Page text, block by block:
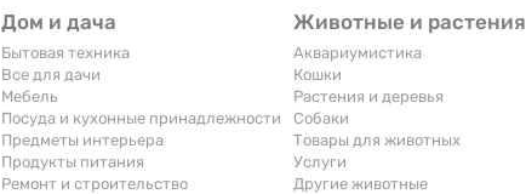
Дом и дача
Бытовая техника
Все для дачи
Мебель
Посуда и кухонные принадлежности
Предметы интерьера
Продукты питания
Ремонт и строительство
Животные и растения
Аквариумистика
Кошки
Растения и деревья
Собаки
Товары для животных
Услуги
Другие животные